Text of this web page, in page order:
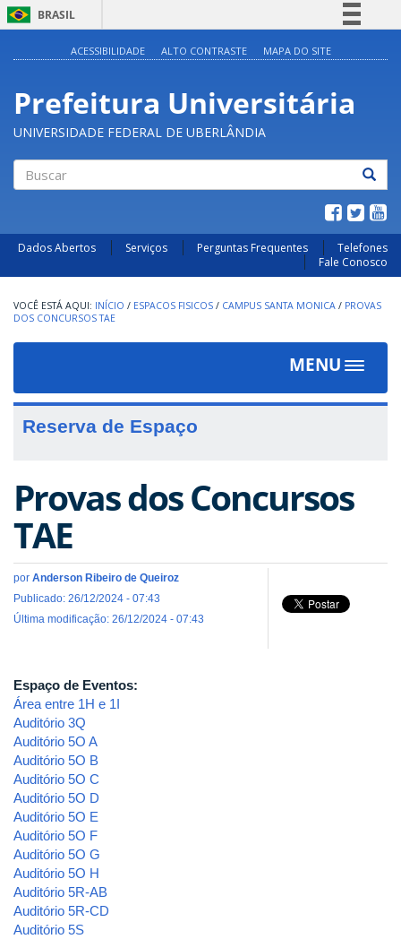
BRASIL
Participe
Acesso à informação
ACESSIBILIDADE ALTO CONTRASTE MAPA DO SITE
Prefeitura Universitária
UNIVERSIDADE FEDERAL DE UBERLÂNDIA
Dados Abertos Serviços Perguntas Frequentes
Telefones
Fale Conosco
INÍCIO / ESPACOS FISICOS / CAMPUS SANTA MONICA / PROVAS
DOS CONCURSOS TAE
MENU
Toggle
Reserva de Espaço
Provas dos Concursos
TAE
por Anderson Ribeiro de Queiroz
Publicado: 26/12/2024 - 07:43
Última modificação: 26/12/2024 - 07:43
Espaço de Eventos:
Área entre 1H e 1I
Auditório 3Q
Auditório 5O A
Auditório 5O B
Auditório 5O C
Auditório 5O D
Auditório 5O E
Auditório 5O F
Auditório 5O G
Auditório 5O H
Auditório 5R-AB
Auditório 5R-CD
Auditório 5S